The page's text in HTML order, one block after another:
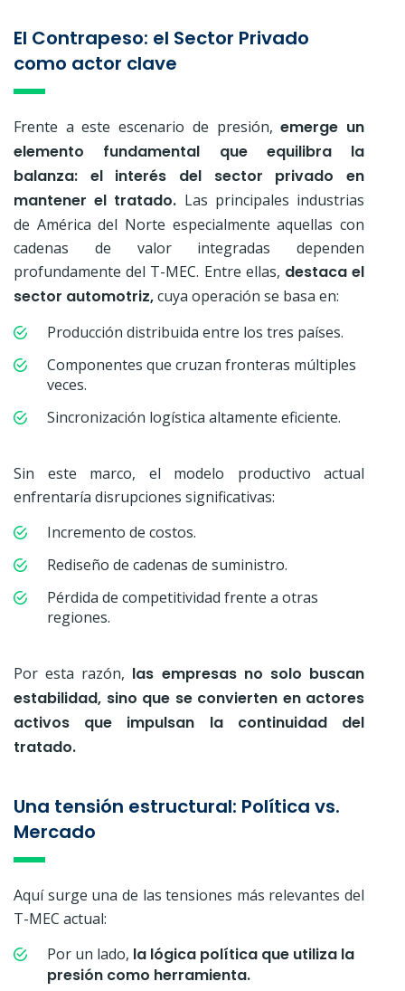
El Contrapeso: el Sector Privado
como actor clave
Frente a este escenario de presión,emerge un
elemento fundamental que equilibra la
balanza: el interés del sector privado en
mantener el tratado. Las principales industrias
de América del Norte especialmente aquellas con
cadenas de valor integradas dependen
profundamente del T-MEC. Entre ellas, destaca el
sector automotriz,cuya operación se basa en:
Producción distribuida entre los tres países.
Componentes que cruzan fronteras múltiples
veces.
Sincronización logística altamente eficiente.
Sin este marco, el modelo productivo actual
enfrentaría disrupciones significativas:
Incremento de costos.
Rediseño de cadenas de suministro.
Pérdida de competitividad frente a otras
regiones.
Por esta razón, las empresas no solo buscan
estabilidad, sino que se convierten en actores
activos que impulsan la continuidad del
tratado.
Una tensión estructural: Política vs.
Mercado
Aquí surge una de las tensiones más relevantes del
T-MEC actual:
Por un lado, la lógica política que utiliza la
presión como herramienta.